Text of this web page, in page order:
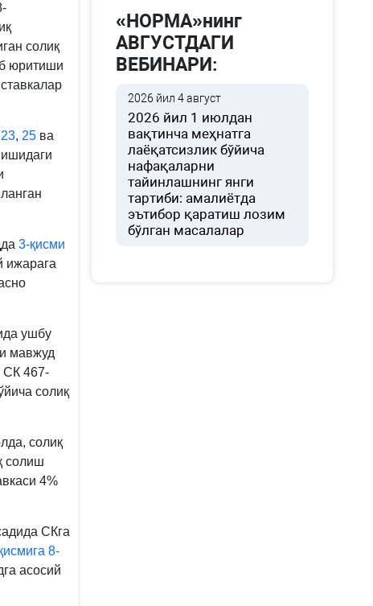
солиқ
юритиши
23, 25ва
3-қисми
ижарага
ушбу
мавжуд
СК 467-
солиқ
солиқ
солиш
4%
СКга
8-
асосий
«НОРМА»нинг
АВГУСТДАГИ
ВЕБИНАРИ:
2026 йил 4 август
2026 йил 1 июлдан
вақтинча меҳнатга
лаёқатсизлик бўйича
нафақаларни
тайинлашнинг янги
тартиби: амалиётда
эътибор қаратиш лозим
бўлган масалалар